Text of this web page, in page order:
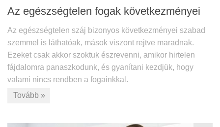
Az egészségtelen fogak következményei
Az egészségtelen száj bizonyos következményei szabad
szemmel is láthatóak, mások viszont rejtve maradnak.
Ezeket csak akkor szoktuk észrevenni, amikor hirtelen
fájdalomra panaszkodunk, és gyanítani kezdjük, hogy
valami nincs rendben a fogainkkal.
Tovább »